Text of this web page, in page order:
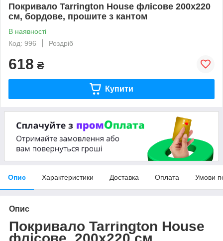
Покривало Tarrington House флісове 200х220
см, бордове, прошите з кантом
В наявності
Код: 996
Роздріб
618 ₴
Купити
Опис Характеристики Доставка Оплата Умови
Опис
Покривало Tarrington House